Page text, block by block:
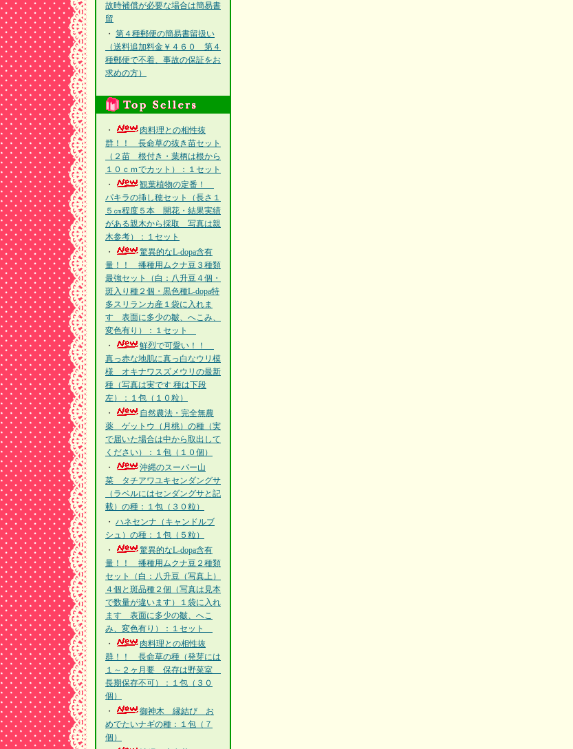
故時補償が必要な場合は簡易書
留
・ 第４種郵便の簡易書留扱い
（送料追加料金￥４６０ 第４
種郵便で不着、事故の保証をお
求めの方）
・
肉料理との相性抜
群！！ 長命草の抜き苗セット
（２苗 根付き・葉柄は根から
１０ｃｍでカット）：１セット
・
観葉植物の定番！
パキラの挿し穂セット（長さ１
５㎝程度５本 開花・結果実績
がある親木から採取 写真は親
木参考）：１セット
・
驚異的なL-dopa含有
量！！ 播種用ムクナ豆３種類
最強セット（白：八升豆４個・
斑入り種２個・黒色種L-dopa特
多スリランカ産１袋に入れま
す 表面に多少の皺、へこみ、
変色有り）：１セット
・
鮮烈で可愛い！！
真っ赤な地肌に真っ白なウリ模
様 オキナワスズメウリの最新
種（写真は実です 種は下段
左）：１包（１０粒）
・
自然農法・完全無農
薬 ゲットウ（月桃）の種（実
で届いた場合は中から取出して
ください）：１包（１０個）
・
沖縄のスーパー山
菜 タチアワユキセンダングサ
（ラベルにはセンダングサと記
載）の種：１包（３０粒）
・ ハネセンナ（キャンドルブ
シュ）の種：１包（５粒）
・
驚異的なL-dopa含有
量！！ 播種用ムクナ豆２種類
セット（白：八升豆（写真上）
４個と斑品種２個（写真は見本
で数量が違います）１袋に入れ
ます 表面に多少の皺、へこ
み、変色有り）：１セット
・
肉料理との相性抜
群！！ 長命草の種（発芽には
１～２ヶ月要 保存は野菜室
長期保存不可）：１包（３０
個）
・
御神木 縁結び お
めでたいナギの種：１包（７
個）